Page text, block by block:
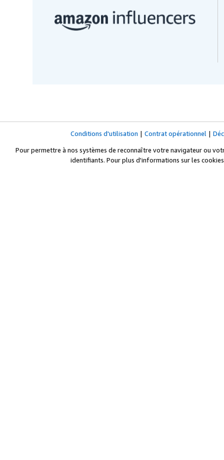
Conditions d'utilisation | Contrat opérationnel |
Pour permettre à nos systèmes de reconnaître votre navigateur ou
identifiants. Pour plus d'informations sur les